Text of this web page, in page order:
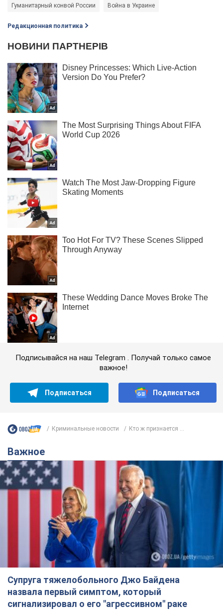
Гуманитарный конвой России Война в Украине
Редакционная политика
Подписывайся на наш Telegram . Получай только самое
важное!
Подписаться Подписаться
Криминальные новости Кто ж признается ...
Важное
Супруга тяжелобольного Джо Байдена
назвала первый симптом, который
сигнализировал о его "агрессивном" раке